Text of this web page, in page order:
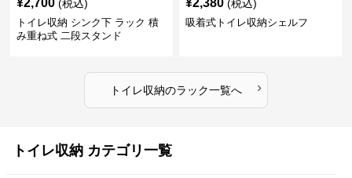
¥2,700 (税込)
トイレ収納 シンク下 ラック 積
み重ね式 二段スタンド
¥2,380 (税込)
吸着式トイレ収納シェルフ
トイレ収納のラック一覧へ ›
トイレ収納 カテゴリ一覧